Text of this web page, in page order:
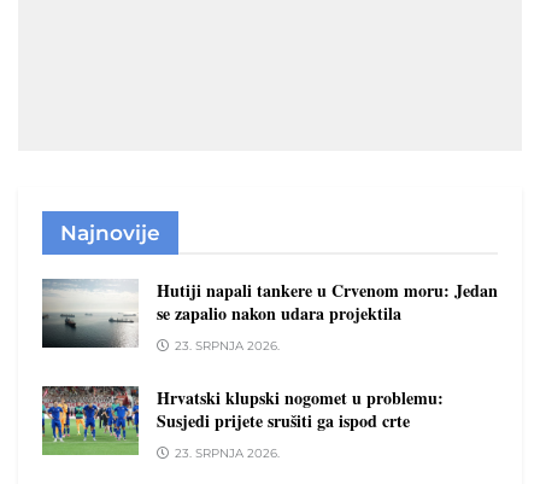
Najnovije
Hutiji napali tankere u Crvenom moru: Jedan
se zapalio nakon udara projektila
23. SRPNJA 2026.
Hrvatski klupski nogomet u problemu:
Susjedi prijete srušiti ga ispod crte
23. SRPNJA 2026.